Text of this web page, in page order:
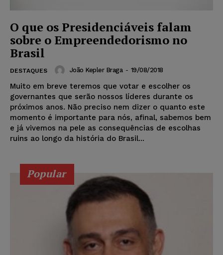
O que os Presidenciáveis falam
sobre o Empreendedorismo no
Brasil
DESTAQUES João Kepler Braga - 19/08/2018
Muito em breve teremos que votar e escolher os
governantes que serão nossos líderes durante os
próximos anos. Não preciso nem dizer o quanto este
momento é importante para nós, afinal, sabemos bem
e já vivemos na pele as consequências de escolhas
ruins ao longo da história do Brasil...
Popular